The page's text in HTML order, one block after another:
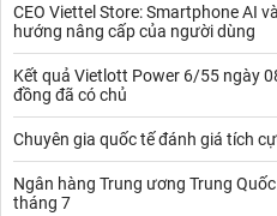
CEO Viettel Store: Smartphone AI
hướng nâng cấp của người dùng
Kết quả Vietlott Power 6/55 ngày
đồng đã có chủ
Chuyên gia quốc tế đánh giá tích
Ngân hàng Trung ương Trung
tháng 7